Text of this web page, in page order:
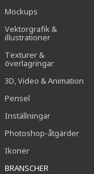
Mockups
Vektorgrafik &
illustrationer
Texturer &
överlagringar
3D, Video & Animation
Pensel
Inställningar
Photoshop-åtgärder
Ikoner
BRANSCHER